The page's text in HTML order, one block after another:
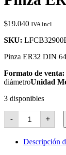
$19.040 IVA incl.
SKU:
Pinza ER32 DIN
Formato de venta:
diámetroUnidad
3 disponibles
-
Pinza
ER32
D9
MM
cantidad
+
Descripción